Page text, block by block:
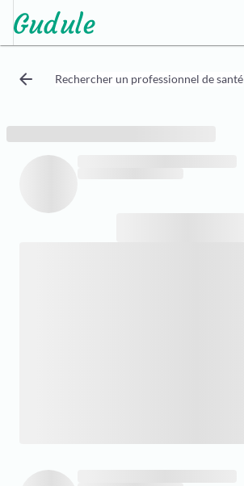
arrow_back Rechercher un professionnel de santé